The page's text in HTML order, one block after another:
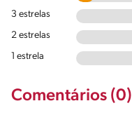
3 estrelas
2 estrelas
1 estrela
Comentários (0)